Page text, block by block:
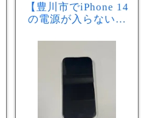
【豊川市でiPhone 14
の電源が入らない修
店】バッテリー交換
で復旧するケースも
あります！